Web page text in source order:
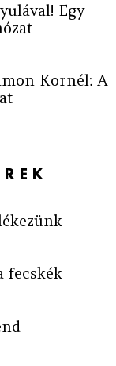
Egy
Kornél: A
fecskék